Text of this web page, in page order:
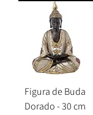
Figura de Buda
Dorado - 30 cm